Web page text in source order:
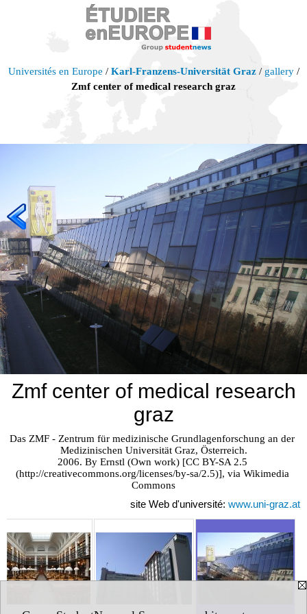
Universités en Europe / Karl-Franzens-Universität Graz/ gallery/
Zmf center of medical research graz
Zmf center of medical research
graz
Das ZMF - Zentrum für medizinische Grundlagenforschung an der
Medizinischen Universität Graz, Österreich.
2006. By Ernstl (Own work) [CC BY-SA 2.5
(http://creativecommons.org/licenses/by-sa/2.5)], via Wikimedia
Commons
site Web d'université: www.uni-graz.at